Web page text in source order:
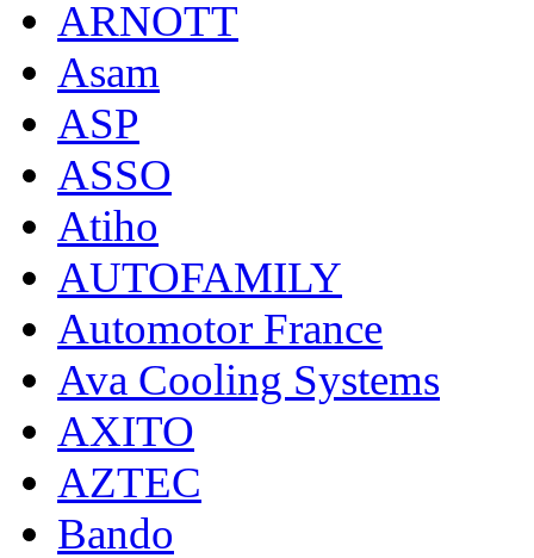
ARNOTT
Asam
ASP
ASSO
Atiho
AUTOFAMILY
Automotor France
Ava Cooling Systems
AXITO
AZTEC
Bando